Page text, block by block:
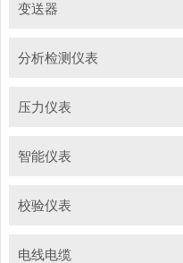
变送器
分析检测仪表
压力仪表
智能仪表
校验仪表
电线电缆